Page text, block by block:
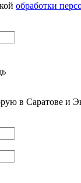
обработки
в Саратове и